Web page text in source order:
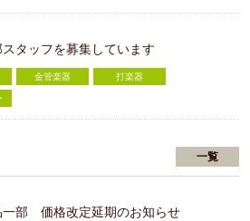
タッフを募集しています
金管楽器 打楽器
一覧
一部 価格改定延期のお知らせ